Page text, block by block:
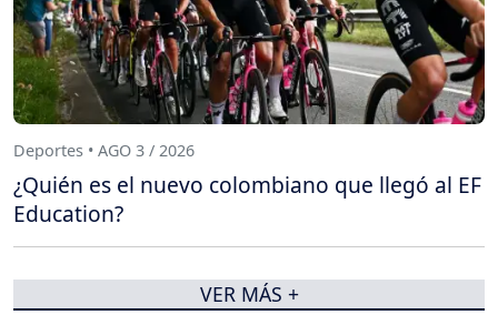
Deportes • AGO 3 / 2026
¿Quién es el nuevo colombiano que llegó al EF
Education?
VER MÁS +